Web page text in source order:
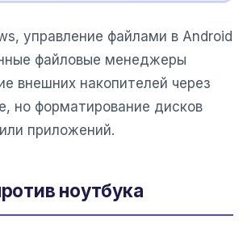
управление файлами в Android
файловые менеджеры
внешних накопителей через
но форматирование дисков
приложений.
ноутбука